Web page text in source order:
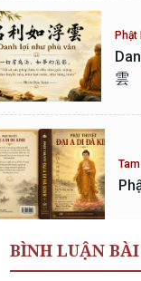
Phật
雲
BÌNH LUẬN